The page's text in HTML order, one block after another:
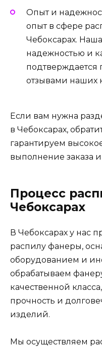
Опыт и
опыт в сфере
Чебоксарах.
надежностью и
отзывами наших
Если вам нужна
в Чебоксарах,
гарантируем
выполнение заказа
Процесс
Чебоксарах
В Чебоксарах у нас
распилу фанеры,
оборудованием и
обрабатываем
качественной
прочность и
изделий.
Мы осуществляем